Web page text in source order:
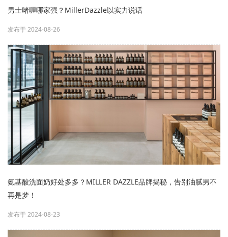
男士啫喱哪家强？MillerDazzle以实力说话
发布于 2024-08-26
氨基酸洗面奶好处多多？MILLER DAZZLE品牌揭秘，告别油腻男不
再是梦！
发布于 2024-08-23